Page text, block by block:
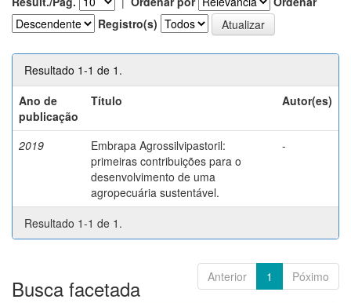
Registro(s)
Resultado 1-1 de 1.
Ano de
publicação
Título Autor(es)
2019
Embrapa Agrossilvipastoril:
primeiras contribuições para o
desenvolvimento de uma
agropecuária sustentável.
-
Resultado 1-1 de 1.
Anterior 1 Póximo
Busca facetada